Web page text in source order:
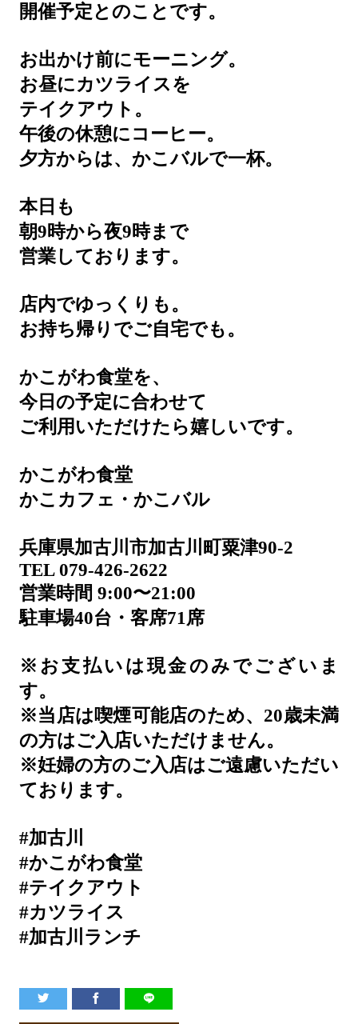
開催予定とのことです。
お出かけ前にモーニング。
お昼にカツライスを
テイクアウト。
午後の休憩にコーヒー。
夕方からは、かこバルで一杯。
本日も
朝9時から夜9時まで
営業しております。
店内でゆっくりも。
お持ち帰りでご自宅でも。
かこがわ食堂を、
今日の予定に合わせて
ご利用いただけたら嬉しいです。
かこがわ食堂
かこカフェ・かこバル
兵庫県加古川市加古川町粟津90-2
TEL 079-426-2622
営業時間 9:00〜21:00
駐車場40台・客席71席
※お支払いは現金のみでございま
す。
※当店は喫煙可能店のため、20歳未満
の方はご入店いただけません。
※妊婦の方のご入店はご遠慮いただい
ております。
#加古川
#かこがわ食堂
#テイクアウト
#カツライス
#加古川ランチ